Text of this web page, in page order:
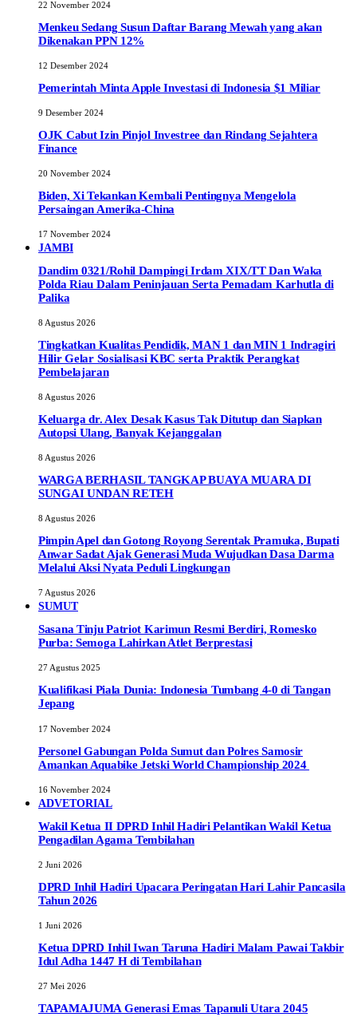
22 November 2024
Menkeu Sedang Susun Daftar Barang Mewah yang akan
Dikenakan PPN 12%
12 Desember 2024
Pemerintah Minta Apple Investasi di Indonesia $1 Miliar
9 Desember 2024
OJK Cabut Izin Pinjol Investree dan Rindang Sejahtera
Finance
20 November 2024
Biden, Xi Tekankan Kembali Pentingnya Mengelola
Persaingan Amerika-China
17 November 2024
JAMBI
Dandim 0321/Rohil Dampingi Irdam XIX/TT Dan Waka
Polda Riau Dalam Peninjauan Serta Pemadam Karhutla di
Palika
8 Agustus 2026
Tingkatkan Kualitas Pendidik, MAN 1 dan MIN 1 Indragiri
Hilir Gelar Sosialisasi KBC serta Praktik Perangkat
Pembelajaran
8 Agustus 2026
Keluarga dr. Alex Desak Kasus Tak Ditutup dan Siapkan
Autopsi Ulang, Banyak Kejanggalan
8 Agustus 2026
WARGA BERHASIL TANGKAP BUAYA MUARA DI
SUNGAI UNDAN RETEH
8 Agustus 2026
Pimpin Apel dan Gotong Royong Serentak Pramuka, Bupati
Anwar Sadat Ajak Generasi Muda Wujudkan Dasa Darma
Melalui Aksi Nyata Peduli Lingkungan
7 Agustus 2026
SUMUT
Sasana Tinju Patriot Karimun Resmi Berdiri, Romesko
Purba: Semoga Lahirkan Atlet Berprestasi
27 Agustus 2025
Kualifikasi Piala Dunia: Indonesia Tumbang 4-0 di Tangan
Jepang
17 November 2024
Personel Gabungan Polda Sumut dan Polres Samosir
Amankan Aquabike Jetski World Championship 2024
16 November 2024
ADVETORIAL
Wakil Ketua II DPRD Inhil Hadiri Pelantikan Wakil Ketua
Pengadilan Agama Tembilahan
2 Juni 2026
DPRD Inhil Hadiri Upacara Peringatan Hari Lahir Pancasila
Tahun 2026
1 Juni 2026
Ketua DPRD Inhil Iwan Taruna Hadiri Malam Pawai Takbir
Idul Adha 1447 H di Tembilahan
27 Mei 2026
TAPAMAJUMA Generasi Emas Tapanuli Utara 2045